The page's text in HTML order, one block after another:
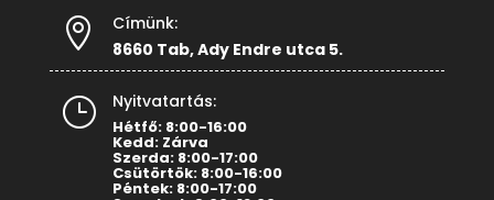

Címünk:
8660 Tab, Ady Endre utca 5.
} Nyitvatartás:
Hétfő: 8:00-16:00
Kedd: Zárva
Szerda: 8:00-17:00
Csütörtök: 8:00-16:00
Péntek: 8:00-17:00